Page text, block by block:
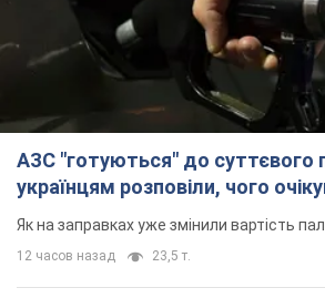
АЗС "готуються" до суттєвого
українцям розповіли, чого
Як на заправках уже змінили вартість
12 часов назад 23,5 т.